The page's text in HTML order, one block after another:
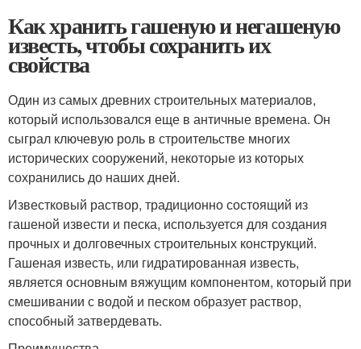
Как хранить гашеную и негашеную
известь, чтобы сохранить их
свойства
Один из самых древних строительных материалов,
который использовался еще в античные времена. Он
сыграл ключевую роль в строительстве многих
исторических сооружений, некоторые из которых
сохранились до наших дней.
Известковый раствор, традиционно состоящий из
гашеной извести и песка, используется для создания
прочных и долговечных строительных конструкций.
Гашеная известь, или гидратированная известь,
является основным вяжущим компонентом, который при
смешивании с водой и песком образует раствор,
способный затвердевать.